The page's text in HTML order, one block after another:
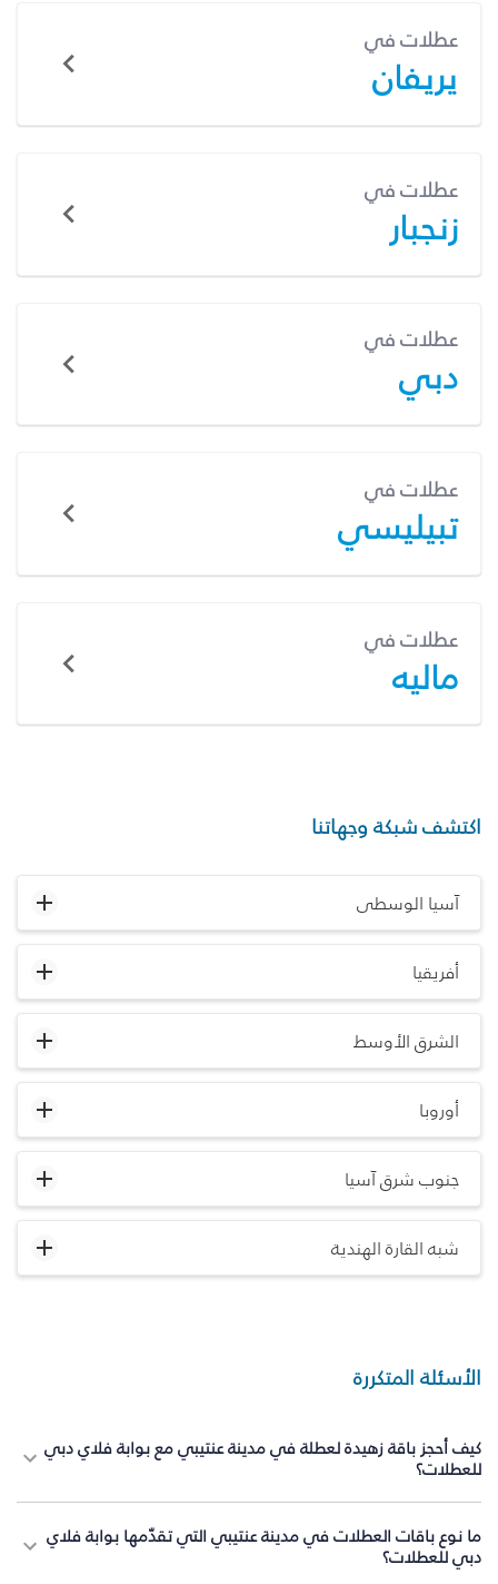
عطلات في
يريفان
عطلات في
زنجبار
عطلات في
دبي
عطلات في
تبيليسي
عطلات في
ماليه
اكتشف شبكة وجهاتنا
آسيا الوسطى
أفريقيا
الشرق الأوسط
أوروبا
جنوب شرق آسيا
شبه القارة الهندية
الأسئلة المتكررة
كيف أحجز باقة زهيدة لعطلة في مدينة عنتيبي مع بوابة فلاي دبي
للعطلات؟
ما نوع باقات العطلات في مدينة عنتيبي التي تقدّمها بوابة فلاي
دبي للعطلات؟